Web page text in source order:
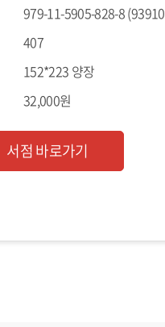
979-11-5905-828-8
407
152*223 양장
32,000원
서점 바로가기